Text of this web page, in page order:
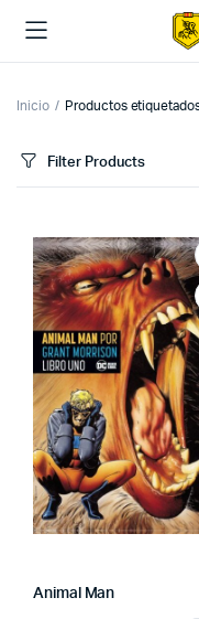
Inicio Productos
Filter Products
Animal Man